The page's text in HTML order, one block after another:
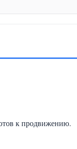
к продвижению.